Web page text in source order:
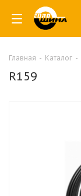
Главная - Каталог -
R159